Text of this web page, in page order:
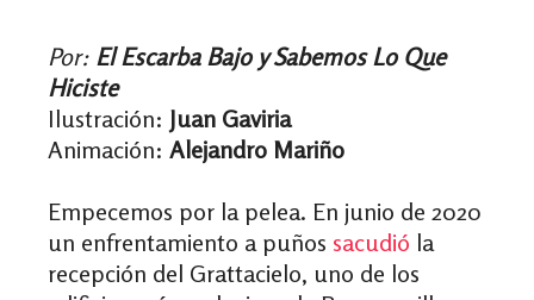
Por: El Escarba Bajo y Sabemos Lo Que
Hiciste
Ilustración: Juan Gaviria
Animación: Alejandro Mariño
Empecemos por la pelea. En junio de 2020
un enfrentamiento a puños sacudió la
recepción del Grattacielo, uno de los